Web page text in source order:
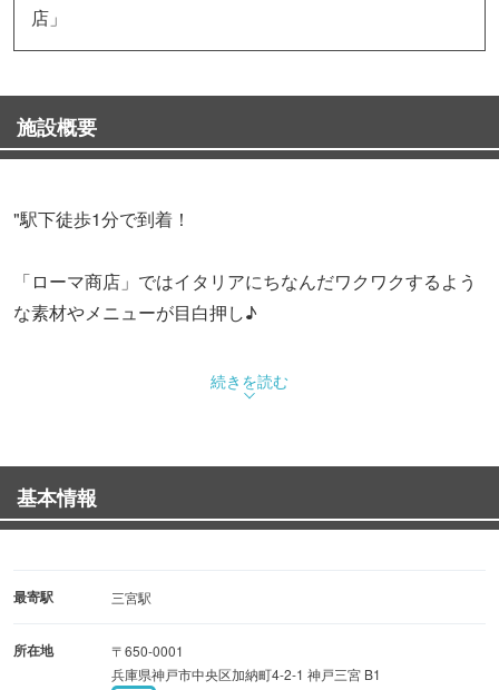
店」
施設概要
"駅下徒歩1分で到着！
「ローマ商店」ではイタリアにちなんだワクワクするよう
な素材やメニューが目白押し♪
生ハム&チーズにワイン、ラザニア パスタも♪
お持ち帰りも店内飲食もOK!
OK★それが「ローマ商店」の魅力です！
続きを読む
基本情報
最寄駅 三宮駅
所在地
〒650-0001
兵庫県神戸市中央区加納町4-2-1 神戸三宮 B1